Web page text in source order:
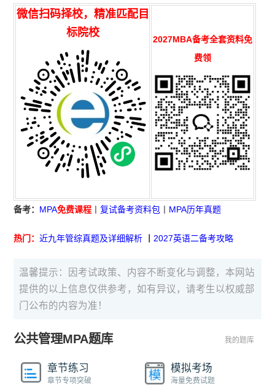
微信扫码择校，精准匹配目
标院校
2027MBA备考全套资料免
费领
备考： MPA免费课程 丨复试备考资料包 MPA历年真题
热门：近九年管综真题及详细解析 丨2027英语二备考攻略
温馨提示：因考试政策、内容不断变化与调整，本网站
提供的以上信息仅供参考，如有异议，请考生以权威部
门公布的内容为准！
公共管理MPA题库 我的题库
章节练习
章节专项突破
模拟考场
海量免费试题